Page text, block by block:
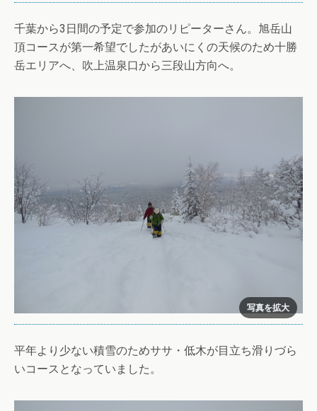
千葉から3日間の予定で参加のリピーターさん。旭岳山
頂コースが第一希望でしたがあいにくの天候のため十勝
岳エリアへ、吹上温泉口から三段山方向へ。
平年より少ない積雪のためササ・低木が目立ち滑りづら
いコースとなっていました。